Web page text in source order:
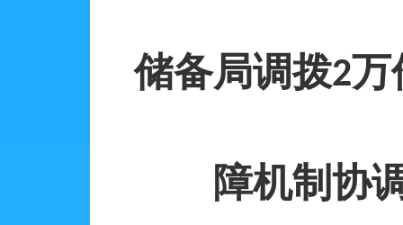
储备局调拨2万
障机制协